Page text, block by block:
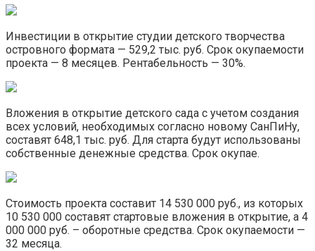
Инвестиции в открытие студии детского творчества
островного формата — 529,2 тыс. руб. Срок окупаемости
проекта — 8 месяцев. Рентабельность — 30%.
Вложения в открытие детского сада с учетом создания
всех условий, необходимых согласно новому СанПиНу,
составят 648,1 тыс. руб. Для старта будут использованы
собственные денежные средства. Срок окупае.
Стоимость проекта составит 14 530 000 руб., из которых
10 530 000 составят стартовые вложения в открытие, а 4
000 000 руб. – оборотные средства. Срок окупаемости —
32 месяца.